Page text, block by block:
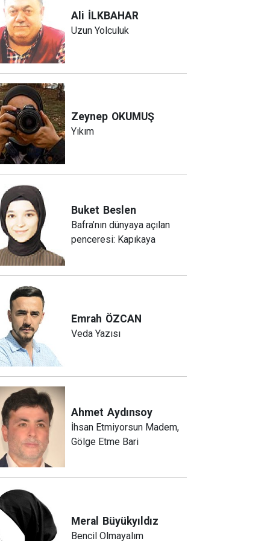
Ali İLKBAHAR
Uzun Yolculuk
Zeynep OKUMUŞ
Yıkım
Buket Beslen
Bafra’nın dünyaya açılan
penceresi: Kapıkaya
Emrah ÖZCAN
Veda Yazısı
Ahmet Aydınsoy
İhsan Etmiyorsun Madem,
Gölge Etme Bari
Meral Büyükyıldız
Bencil Olmayalım